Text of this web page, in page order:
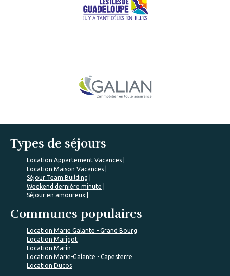
Types de séjours
Location Appartement Vacances
Location Maison Vacances
Séjour Team Building
Weekend dernière minute
Séjour en amoureux
Communes populaires
Location Marie Galante - Grand Bourg
Location Marigot
Location Marin
Location Marie-Galante - Capesterre
Location Ducos